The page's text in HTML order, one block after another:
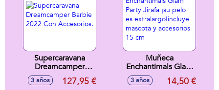
Supercaravana
Dreamcamper
Barbie 2022 Con
Accesorios.
3 años 127,95 €
Muñeca
Enchantimals Glam
Party Jirafa ¡su pelo
3 años 14,50 €